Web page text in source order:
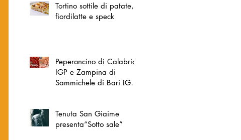
Tortino sottile di patate,
fiordilatte e speck
Peperoncino di Calabria
IGP e Zampina di
Sammichele di Bari IGP
Tenuta San Giaime
presenta“Sotto sale”